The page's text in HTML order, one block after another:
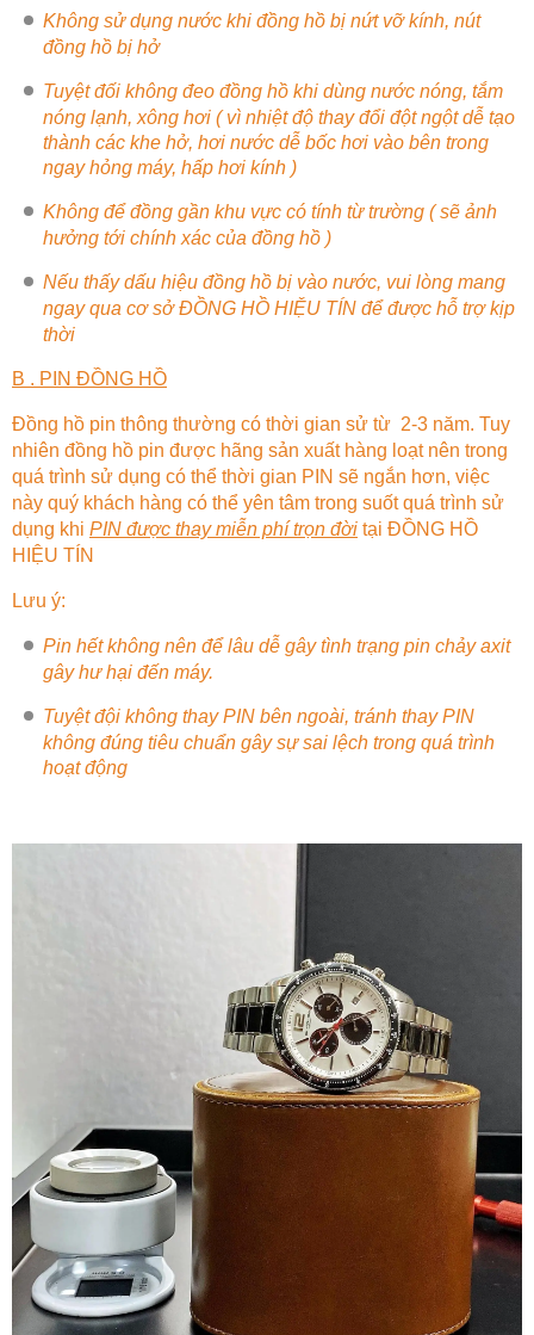
Không sử dụng nước khi đồng hồ bị nứt vỡ kính, nút
đồng hồ bị hở
Tuyệt đối không đeo đồng hồ khi dùng nước nóng, tắm
nóng lạnh, xông hơi ( vì nhiệt độ thay đổi đột ngột dễ tạo
thành các khe hở, hơi nước dễ bốc hơi vào bên trong
ngay hỏng máy, hấp hơi kính )
Không để đồng gần khu vực có tính từ trường ( sẽ ảnh
hưởng tới chính xác của đồng hồ )
Nếu thấy dấu hiệu đồng hồ bị vào nước, vui lòng mang
ngay qua cơ sởĐỒNG HỒ HIỆU TÍN để được hỗ trợ kịp
thời
B . PIN ĐỒNG HỒ
Đồng hồ pin thông thường có thời gian sử từ 2-3 năm. Tuy
nhiên đồng hồ pin được hãng sản xuất hàng loạt nên trong
quá trình sử dụng có thể thời gian PIN sẽ ngắn hơn, việc
này quý khách hàng có thể yên tâm trong suốt quá trình sử
dụng khi PIN được thay miễn phí trọn đời tại ĐỒNG HỒ
HIỆU TÍN
Lưu ý:
Pin hết không nên để lâu dễ gây tình trạng pin chảy axit
gây hư hại đến máy.
Tuyệt đội không thay PIN bên ngoài, tránh thay PIN
không đúng tiêu chuẩn gây sự sai lệch trong quá trình
hoạt động